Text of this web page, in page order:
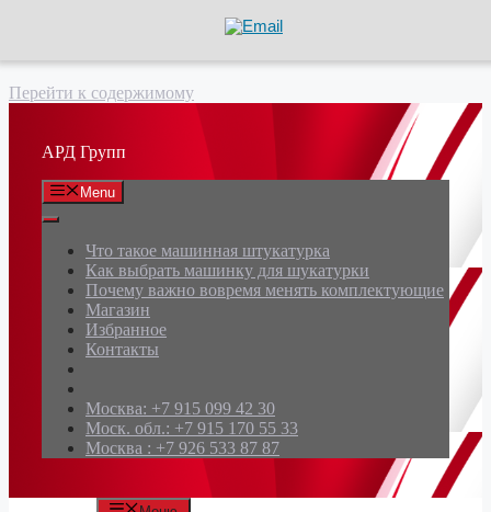
Перейти к содержимому
АРД Групп
Menu
Что такое машинная штукатурка
Как выбрать машинку для шукатурки
Почему важно вовремя менять комплектующие
Магазин
Избранное
Контакты
Москва: +7 915 099 42 30
Моск. обл.: +7 915 170 55 33
Москва : +7 926 533 87 87